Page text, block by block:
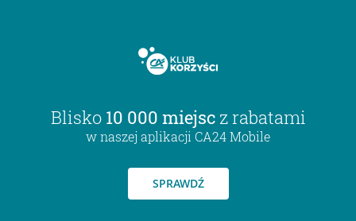
Blisko 10 000 miejsc z rabatami
w naszej aplikacji CA24 Mobile
SPRAWDŹ